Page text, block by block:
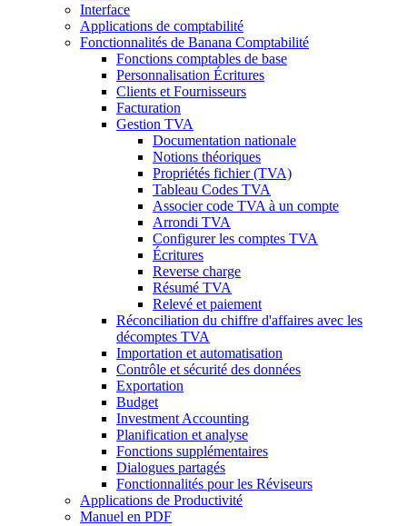
Interface
Applications de comptabilité
Fonctionnalités de Banana Comptabilité
Fonctions comptables de base
Personnalisation Écritures
Clients et Fournisseurs
Facturation
Gestion TVA
Documentation nationale
Notions théoriques
Propriétés fichier (TVA)
Tableau Codes TVA
Associer code TVA à un compte
Arrondi TVA
Configurer les comptes TVA
Écritures
Reverse charge
Résumé TVA
Relevé et paiement
Réconciliation du chiffre d'affaires avec les
décomptes TVA
Importation et automatisation
Contrôle et sécurité des données
Exportation
Budget
Investment Accounting
Planification et analyse
Fonctions supplémentaires
Dialogues partagés
Fonctionnalités pour les Réviseurs
Applications de Productivité
Manuel en PDF